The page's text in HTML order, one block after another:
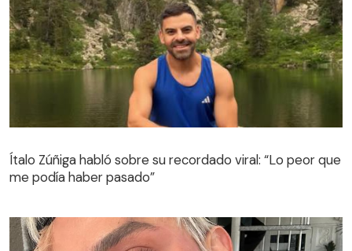
Ítalo Zúñiga habló sobre su recordado viral: “Lo peor que
me podía haber pasado”